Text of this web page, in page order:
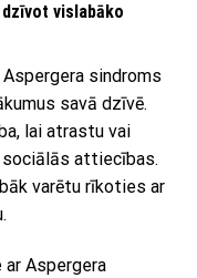
vislabāko
sindroms
savā dzīvē.
lai atrastu vai
attiecības.
varētu rīkoties ar
ar Aspergera